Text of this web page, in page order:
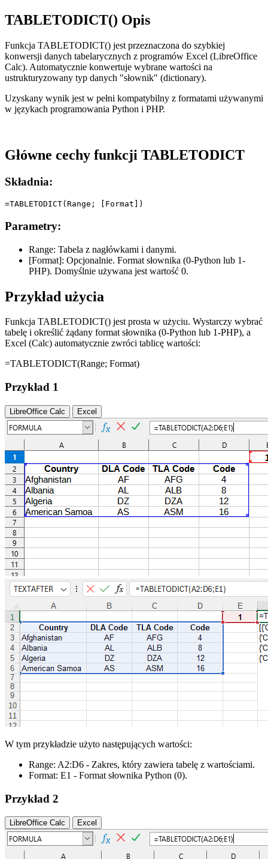
TABLETODICT() Opis
Funkcja TABLETODICT() jest przeznaczona do szybkiej
konwersji danych tabelarycznych z programów Excel (LibreOffice
Calc). Automatycznie konwertuje wybrane wartości na
ustrukturyzowany typ danych "słownik" (dictionary).
Uzyskany wynik jest w pełni kompatybilny z formatami używanymi
w językach programowania Python i PHP.
Główne cechy funkcji TABLETODICT
Składnia:
Parametry:
Range: Tabela z nagłówkami i danymi.
[Format]: Opcjonalnie. Format słownika (0-Python lub 1-
PHP). Domyślnie używana jest wartość 0.
Przykład użycia
Funkcja TABLETODICT() jest prosta w użyciu. Wystarczy wybrać
tabelę i określić żądany format słownika (0-Python lub 1-PHP), a
Excel (Calc) automatycznie zwróci tablicę wartości:
=TABLETODICT(Range; Format)
Przykład 1
LibreOffice Calc Excel
W tym przykładzie użyto następujących wartości:
Range: A2:D6 - Zakres, który zawiera tabelę z wartościami.
Format: E1 - Format słownika Python (0).
Przykład 2
LibreOffice Calc Excel